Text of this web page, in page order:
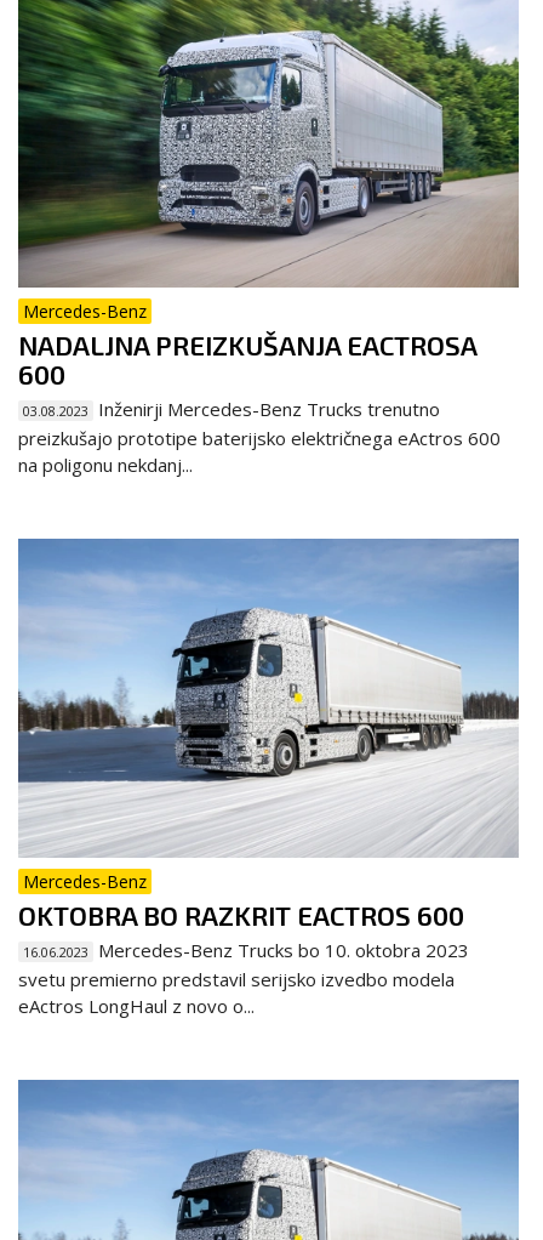
Mercedes-Benz
NADALJNA PREIZKUŠANJA EACTROSA
600
03.08.2023
Inženirji Mercedes-Benz Trucks trenutno
preizkušajo prototipe baterijsko električnega eActros 600
na poligonu nekdanj...
Mercedes-Benz
OKTOBRA BO RAZKRIT EACTROS 600
16.06.2023
Mercedes-Benz Trucks bo 10. oktobra 2023
svetu premierno predstavil serijsko izvedbo modela
eActros LongHaul z novo o...